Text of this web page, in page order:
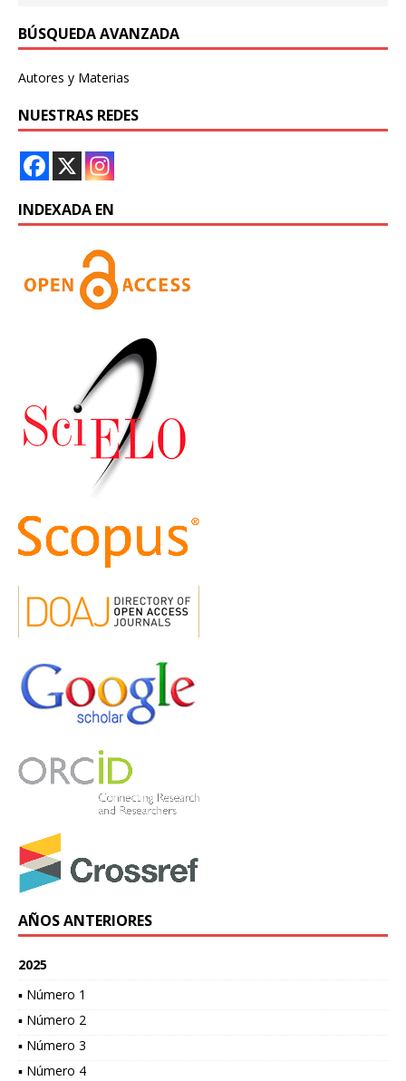
BÚSQUEDA AVANZADA
Autores y Materias
NUESTRAS REDES
INDEXADA EN
AÑOS ANTERIORES
2025
▪ Número 1
▪ Número 2
▪ Número 3
▪ Número 4